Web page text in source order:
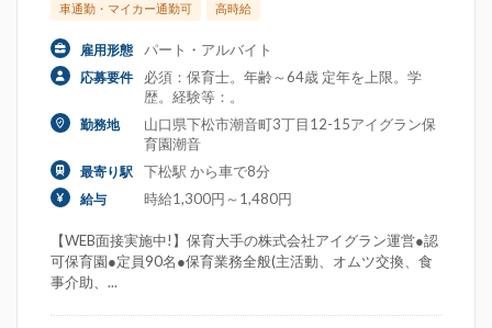
車通勤・マイカー通勤可 高時給
雇用形態 パート・アルバイト
応募要件
必須：保育士。年齢～64歳 定年を上限。学
歴。経験等：。
勤務地
山口県下松市潮音町3丁目12-15アイグラン保
育園潮音
最寄り駅 下松駅 から車で8分
給与 時給1,300円～1,480円
【WEB面接実施中!】保育大手の株式会社アイグラン運営●認
可保育園●定員90名●保育業務全般(主活動、オムツ交換、食
事介助、...